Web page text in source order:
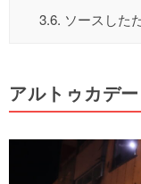
3.6. ソースした
アルトゥカデ